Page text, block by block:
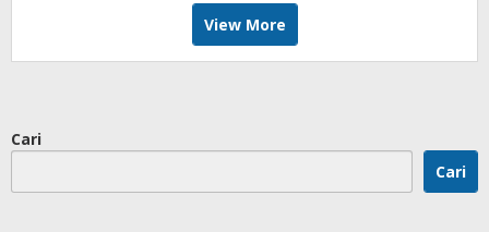
View More
Cari
Cari